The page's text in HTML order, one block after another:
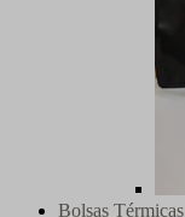
Bolsas Térmicas